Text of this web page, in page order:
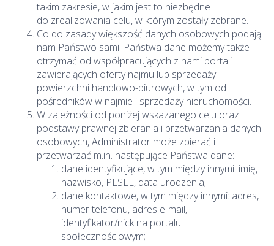
takim zakresie, w jakim jest to niezbędne
do zrealizowania celu, w którym zostały zebrane.
Co do zasady większość danych osobowych podają
nam Państwo sami. Państwa dane możemy także
otrzymać od współpracujących z nami portali
zawierających oferty najmu lub sprzedaży
powierzchni handlowo-biurowych, w tym od
pośredników w najmie i sprzedaży nieruchomości.
W zależności od poniżej wskazanego celu oraz
podstawy prawnej zbierania i przetwarzania danych
osobowych, Administrator może zbierać i
przetwarzać m.in. następujące Państwa dane:
dane identyfikujące, w tym między innymi: imię,
nazwisko, PESEL, data urodzenia;
dane kontaktowe, w tym między innymi: adres,
numer telefonu, adres e-mail,
identyfikator/nick na portalu
społecznościowym;